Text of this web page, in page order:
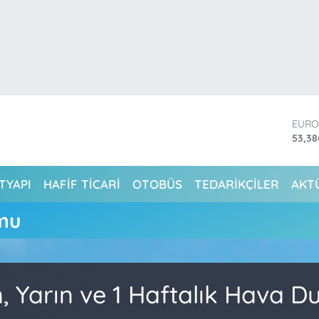
HAFİF TİCARİ OTOBÜS TEDARİKÇİLER
Yarın ve 1 Haftalık Hava